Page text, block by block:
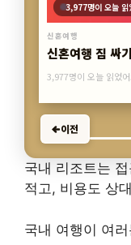
886명이 오늘 읽었
신혼여행
몰디브 여행 코
886명이 오늘 읽었어요
이전
국내 리조트는
적고, 비용도 상
국내 여행이 여